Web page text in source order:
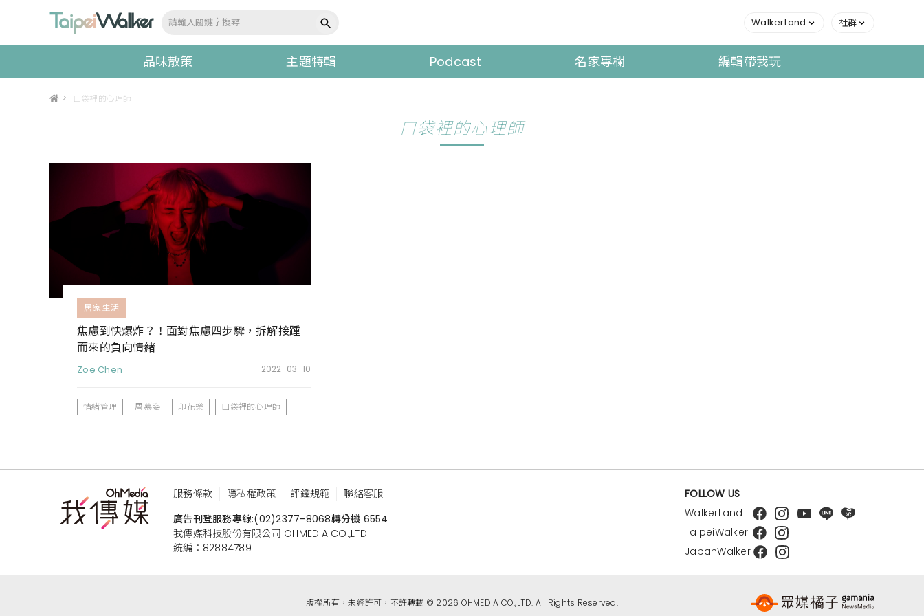
WalkerLand 社群
品味散策 主題特輯 Podcast 名家專欄 編輯帶我玩
> 口袋裡的心理師
口袋裡的心理師
居家生活
焦慮到快爆炸？！面對焦慮四步驟，拆解接踵
而來的負向情緒
Zoe Chen 2022-03-10
情緒管理 周慕姿 印花樂 口袋裡的心理師
服務條款 隱私權政策 評鑑規範
聯絡客服
廣告刊登服務專線:(02)2377-8068轉分機 6554
我傳媒科技股份有限公司 OHMEDIA CO.,LTD.
統編：82884789
FOLLOW US
WalkerLand
TaipeiWalker
JapanWalker
版權所有，未經許可，不許轉載 © 2026 OHMEDIA CO.,LTD. All Rights Reserved.